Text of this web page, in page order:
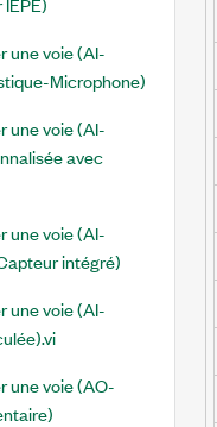
une voie (AI-
Microphone)
une voie (AI-
avec
une voie (AI-
intégré)
une voie (AI-
une voie (AO-